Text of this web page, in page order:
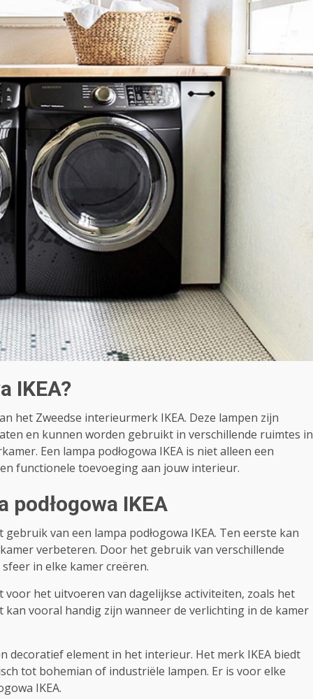
IKEA?
het Zweedse interieurmerk IKEA. Deze lampen zijn
en kunnen worden gebruikt in verschillende ruimtes in
Een lampa podłogowa IKEA is niet alleen een
functionele toevoeging aan jouw interieur.
podłogowa IKEA
van een lampa podłogowa IKEA. Ten eerste kan
verbeteren. Door het gebruik van verschillende
in elke kamer creëren.
het uitvoeren van dagelijkse activiteiten, zoals het
vooral handig zijn wanneer de verlichting in de kamer
decoratief element in het interieur. Het merk IKEA biedt
tot bohemian of industriële lampen. Er is voor elke
IKEA.